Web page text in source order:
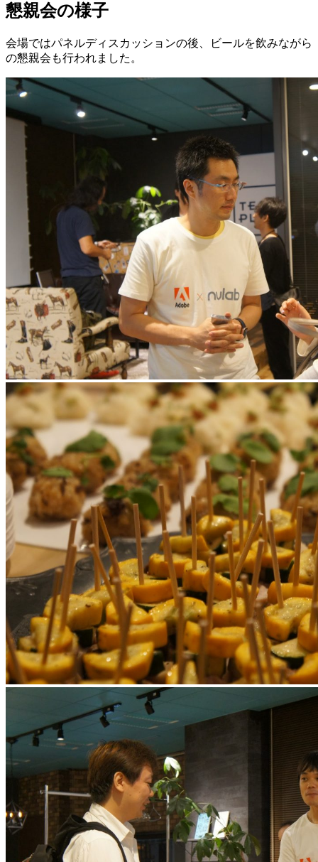
懇親会の様子
会場ではパネルディスカッションの後、ビールを飲みながら
の懇親会も行われました。